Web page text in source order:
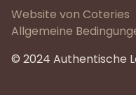
© 2024 Authentische
Allgemeine
Website von Coteries